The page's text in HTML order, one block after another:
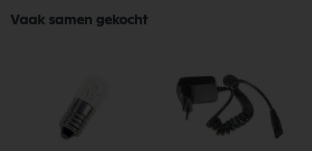
Vaak samen gekocht